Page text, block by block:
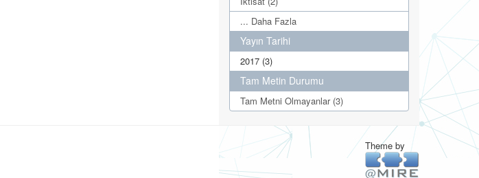
... Daha Fazla
Yayın Tarihi
2017 (3)
Tam Metin Durumu
Tam Metni Olmayanlar (3)
Theme by